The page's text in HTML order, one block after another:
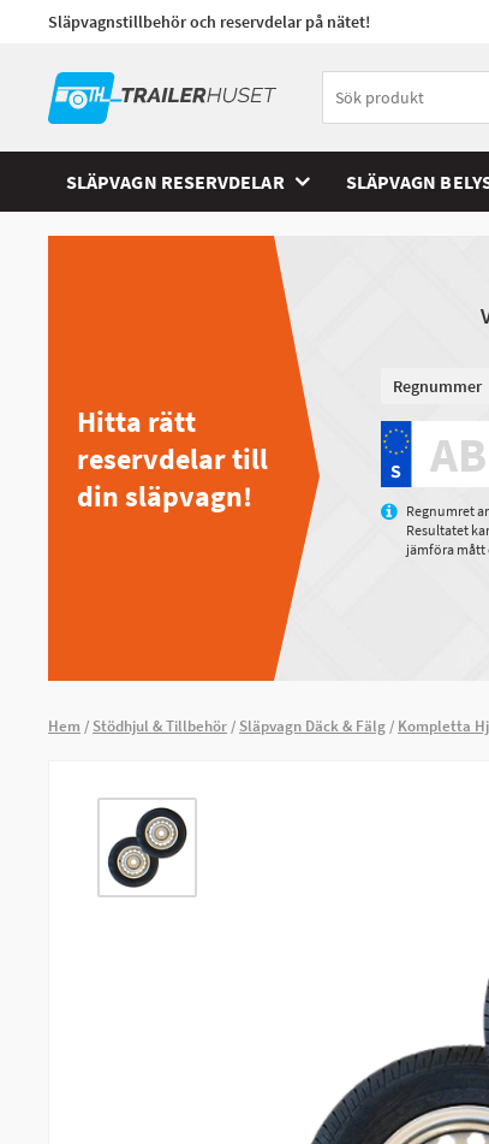
Släpvagnstillbehör och reservdelar på nätet!
SLÄPVAGN RESERVDELAR SLÄPVAGN
Hitta rätt
reservdelar till
din släpvagn!
Regnummer
Regnumret
Resultatet
jämföra
Hem Stödhjul & Tillbehör Släpvagn Däck & Fälg Kompletta